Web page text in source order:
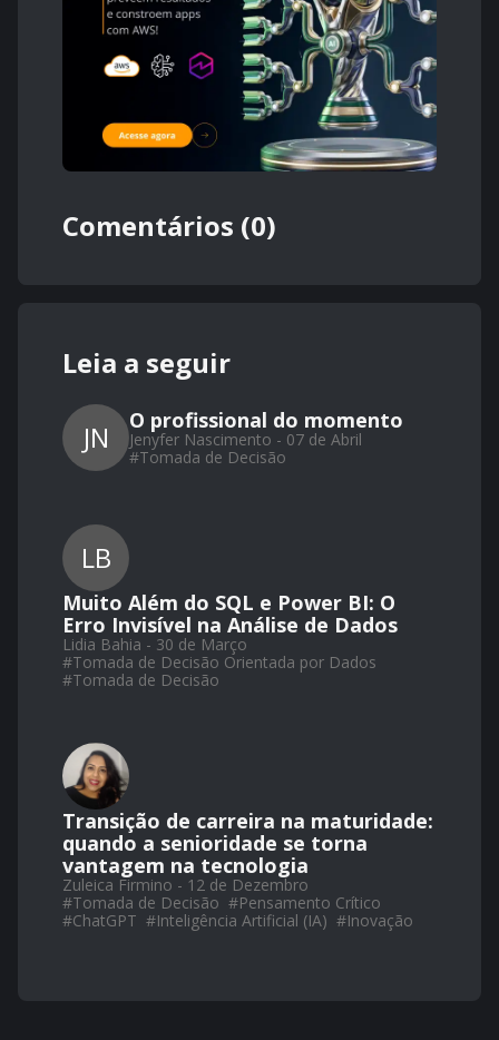
Comentários (0)
Leia a seguir
JN O profissional do momento
Jenyfer Nascimento - 07 de Abril
#Tomada de Decisão
LB
Muito Além do SQL e Power BI: O
Erro Invisível na Análise de Dados
Lidia Bahia - 30 de Março
#Tomada de Decisão Orientada por Dados
#Tomada de Decisão
Transição de carreira na maturidade:
quando a senioridade se torna
vantagem na tecnologia
Zuleica Firmino - 12 de Dezembro
#Tomada de Decisão #Pensamento Crítico
#ChatGPT #Inteligência Artificial (IA) #Inovação